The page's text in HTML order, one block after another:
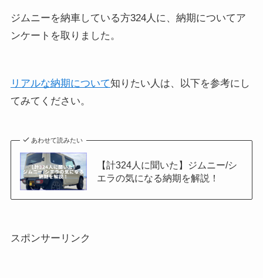
ジムニーを納車している方324人に、納期についてア
ンケートを取りました。
リアルな納期について知りたい人は、以下を参考にし
てみてください。
あわせて読みたい
【計324人に聞いた】ジムニー/シ
エラの気になる納期を解説！
スポンサーリンク